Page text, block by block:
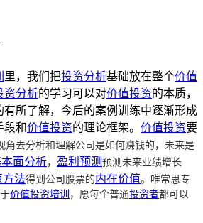
里，我们把投资分析基础放在整个价值
资分析的学习可以对价值投资的本质，
有所了解，今后的案例训练中逐渐形成
段和价值投资的理论框架。 价值投资要
角去分析和理解公司是如何赚钱的，未来是
面分析， 盈利预测预测未来业绩增长
方法得到公司股票的内在价值。 唯常思专
价值投资培训，愿每个普通投资者都可以